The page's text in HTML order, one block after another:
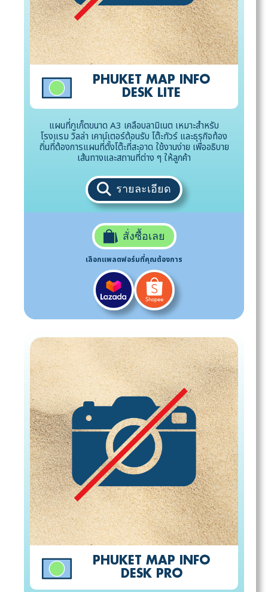
PHUKET MAP INFO
DESK LITE
แผนที่ภูเก็ตขนาด A3 เคลือบลามิเนต เหมาะสำหรับ
โรงแรม วิลล่า เคาน์เตอร์ต้อนรับ โต๊ะทัวร์ และธุรกิจท้อง
ถิ่นที่ต้องการแผนที่ตั้งโต๊ะที่สะอาด ใช้งานง่าย เพื่ออธิบาย
เส้นทางและสถานที่ต่าง ๆ ให้ลูกค้า
รายละเอียด
สั่งซื้อเลย
เลือกแพลตฟอร์มที่คุณต้องการ
PHUKET MAP INFO
DESK PRO